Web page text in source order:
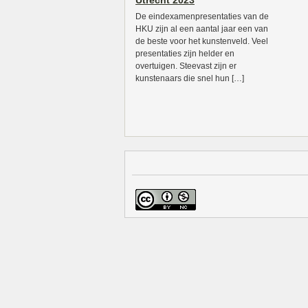
De eindexamenpresentaties van de
HKU zijn al een aantal jaar een van
de beste voor het kunstenveld. Veel
presentaties zijn helder en
overtuigen. Steevast zijn er
kunstenaars die snel hun […]